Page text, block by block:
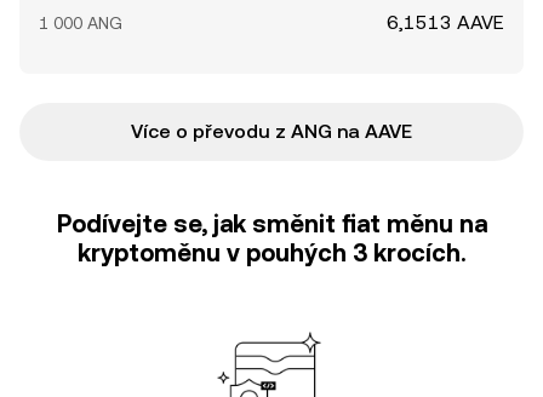
1 000 ANG 6,1513 AAVE
Více o převodu z ANG na AAVE
Podívejte se, jak směnit fiat měnu na
kryptoměnu v pouhých 3 krocích.